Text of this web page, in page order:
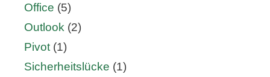
Office (5)
Outlook (2)
Pivot (1)
Sicherheitslücke (1)